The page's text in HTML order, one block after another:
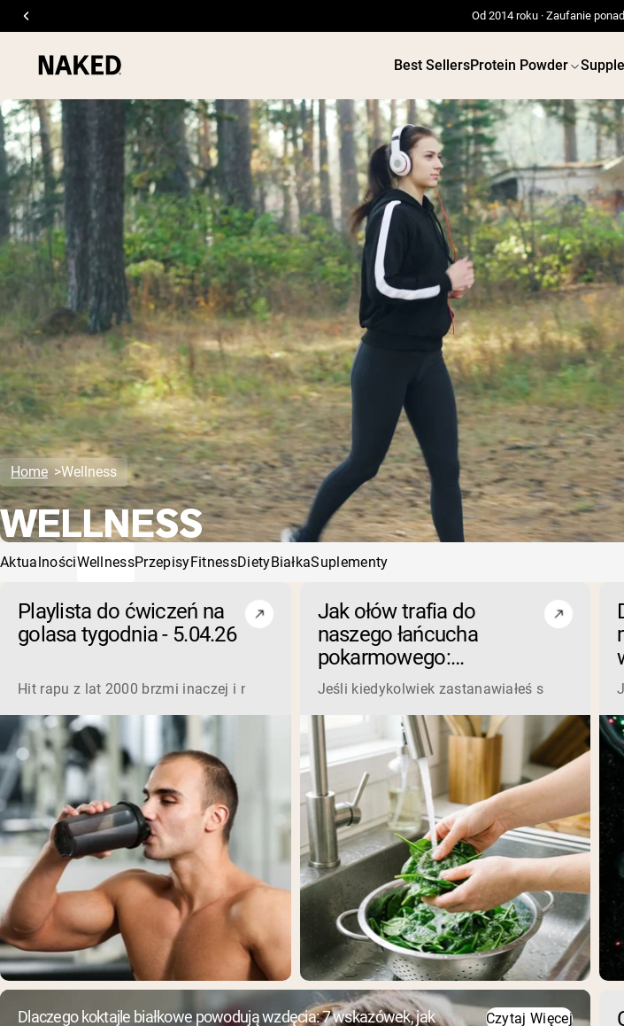
Od 2014 roku · Zaufanie
Best SellersProtein Powder
Popularne wyszukiwania
”Protein Powder“
”Overnight Oats“
”Vegan protein“
”Collagen“
”Micellar Casein“
ODŻYWKI BIAŁKOWEBestsellery
Białko grochu
Odżywka Białkowa z
Serwatki z mleka krów
karmionych trawą
Peptydy kolagenowe
Czekoladowa serwatka z
mleka krów karmionych
trawą
Serwatka z trawy
karmionej wanilią
Serwatka z mleka krów
karmionych trawą
Shop All Odżywki Białkowe
Home Wellness
WELLNESS
AktualnościWellnessPrzepisyFitnessDietyBiałkaSuplementy
Playlista do ćwiczeń na
golasa tygodnia - 5.04.26
Hit rapu z lat 2000 brzmi inaczej i nadal tak jest na siłowni. Ta playlista jest pełna utworów
Jak ołów trafia do
naszego łańcucha
pokarmowego:
wyjaśnienie roli gleby,
wody i przetwarzania
Jeśli kiedykolwiek zastanawiałeś się, czy
Dlaczego koktajle białkowe powodują wzdęcia: 7 wskazówek, jak
Czytaj Więcej